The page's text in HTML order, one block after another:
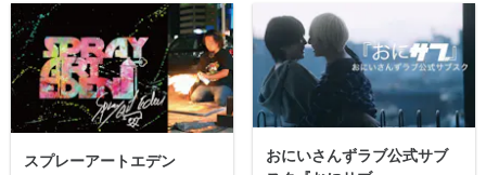
スプレーアートエデン
おにいさんずラブ公式サブ